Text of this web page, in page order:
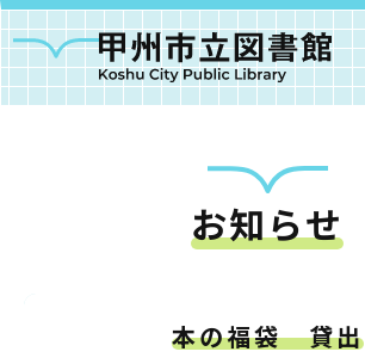
お知らせ
本の福袋 貸出
甲州市図書館について
塩山図書館